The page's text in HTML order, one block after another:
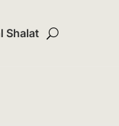
Shalat